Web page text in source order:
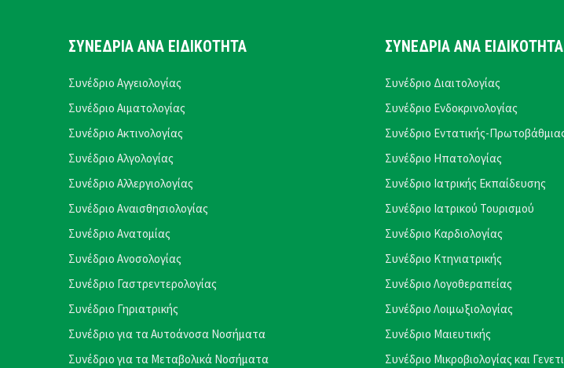
ΣΥΝΕΔΡΙΑ ΑΝΑ ΕΙΔΙΚΟΤΗΤΑ
Συνέδριο Αγγειολογίας
Συνέδριο Αιματολογίας
Συνέδριο Ακτινολογίας
Συνέδριο Αλγολογίας
Συνέδριο Αλλεργιολογίας
Συνέδριο Αναισθησιολογίας
Συνέδριο Ανατομίας
Συνέδριο Ανοσολογίας
Συνέδριο Γαστρεντερολογίας
Συνέδριο Γηριατρικής
Συνέδριο για τα Αυτοάνοσα Νοσήματα
Συνέδριο για τα Μεταβολικά Νοσήματα
ΣΥΝΕΔΡΙΑ ΑΝΑ ΕΙΔΙΚΟΤΗΤΑ
Συνέδριο Διαιτολογίας
Συνέδριο Ενδοκρινολογίας
Συνέδριο Εντατικής-
Συνέδριο Ηπατολογίας
Συνέδριο Ιατρικής Εκπαίδευσης
Συνέδριο Ιατρικού Τουρισμού
Συνέδριο Καρδιολογίας
Συνέδριο Κτηνιατρικής
Συνέδριο Λογοθεραπείας
Συνέδριο Λοιμωξιολογίας
Συνέδριο Μαιευτικής
Συνέδριο Μικροβιολογίας και